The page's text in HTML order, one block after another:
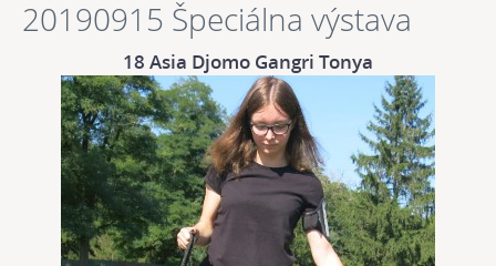
20190915 Špeciálna výstava
18 Asia Djomo Gangri Tonya